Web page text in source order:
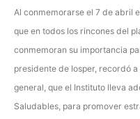
Al conmemorarse el 7 de abril
que en todos los rincones del
conmemoran su importancia
presidente de Iosper, recordó
general, que el Instituto lleva
Saludables, para promover